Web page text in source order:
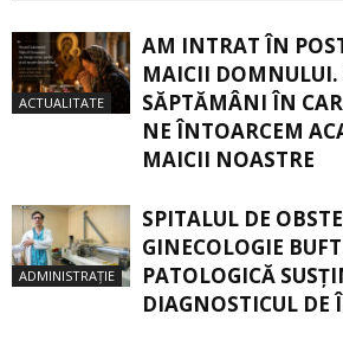
ACTUALITATE
AM INTRAT ÎN
MAICII DOMNULUI.
SĂPTĂMÂNI ÎN
NE ÎNTOARCEM
MAICII NOASTRE
ADMINISTRAȚIE
SPITALUL DE
GINECOLOGIE
PATOLOGICĂ
DIAGNOSTICUL DE